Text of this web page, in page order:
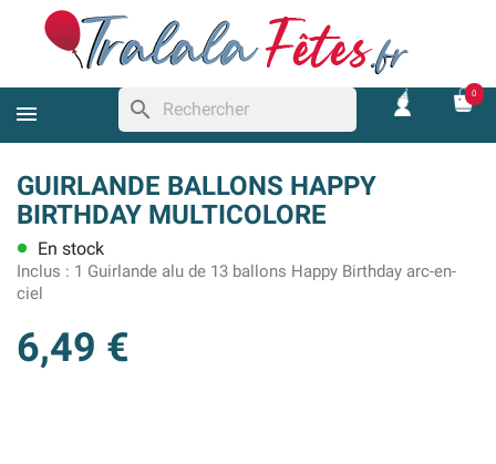
search
0
GUIRLANDE BALLONS HAPPY
BIRTHDAY MULTICOLORE
lens En stock
Inclus : 1 Guirlande alu de 13 ballons Happy Birthday arc-en-
ciel
6,49 €